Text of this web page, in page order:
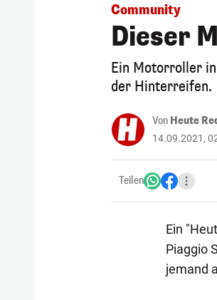
Community
Dieser
Ein Motorroller
der Hinterreifen.
Von Heute
14.09.2021,
Teilen
Ein
Piaggio
jemand